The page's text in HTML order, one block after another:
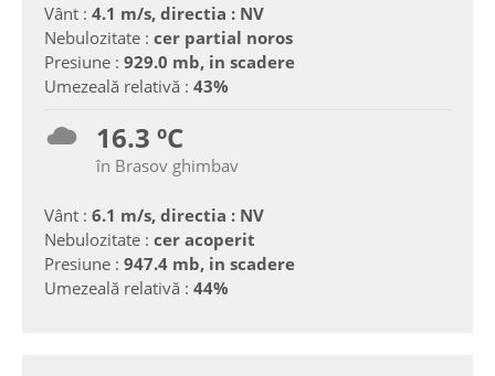
Vânt : 4.1 m/s, directia : NV
Nebulozitate : cer partial noros
Presiune : 929.0 mb, in scadere
Umezeală relativă : 43%
16.3 ºC
în Brasov ghimbav
Vânt : 6.1 m/s, directia : NV
Nebulozitate : cer acoperit
Presiune : 947.4 mb, in scadere
Umezeală relativă : 44%